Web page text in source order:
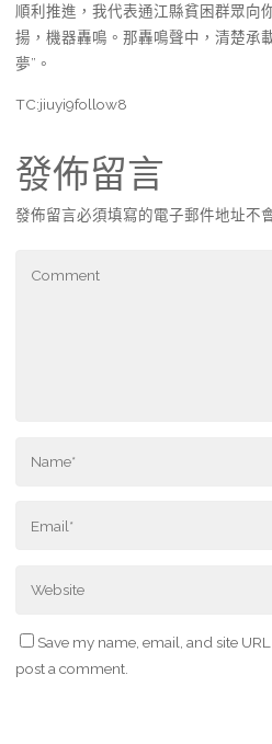
順利推進，我代表通江縣貧困群眾向
揚，機器轟鳴。那轟鳴聲中，清楚承
夢”。
TC:jiuyi9follow8
發佈留言
發佈留言必須填寫的電子郵件地址不
Save my name, email, and site
post a comment.